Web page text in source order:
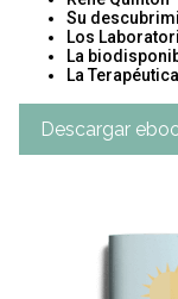
Su
Los
La
La
Descargar